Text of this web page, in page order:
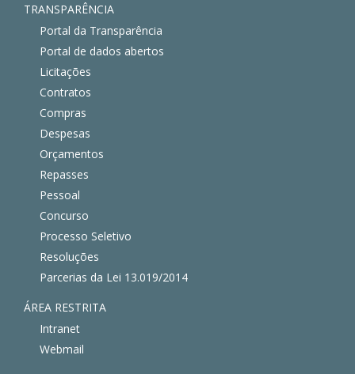
TRANSPARÊNCIA
Portal da Transparência
Portal de dados abertos
Licitações
Contratos
Compras
Despesas
Orçamentos
Repasses
Pessoal
Concurso
Processo Seletivo
Resoluções
Parcerias da Lei 13.019/2014
ÁREA RESTRITA
Intranet
Webmail